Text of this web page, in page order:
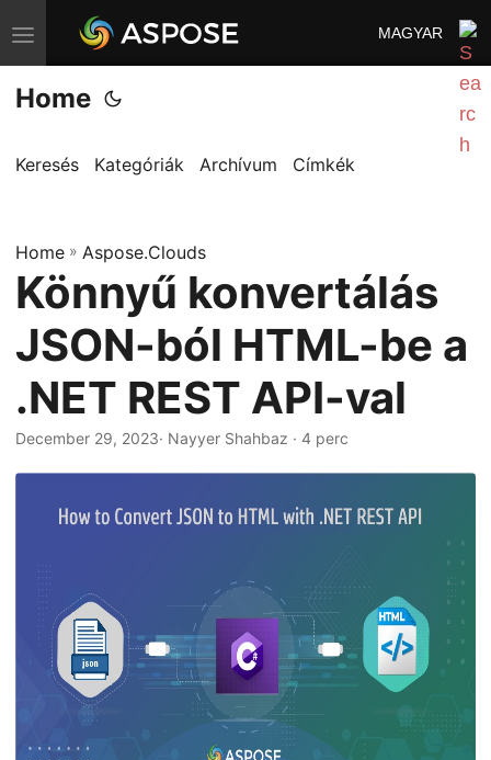
T
o
g
l
a
v
i
t
i
o
MAGYAR
Home
Keresés Kategóriák Archívum Címkék
Home » Aspose.Clouds
Könnyű konvertálás
JSON-ból HTML-be a
.NET REST API-val
December 29, 2023· Nayyer Shahbaz · 4 perc